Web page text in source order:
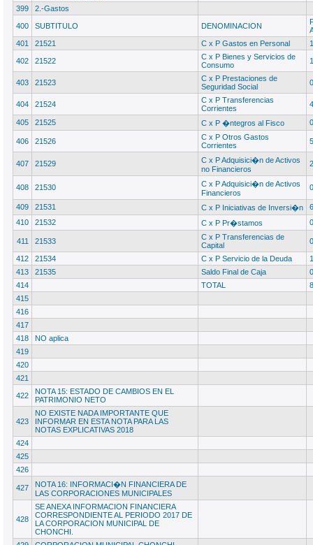
399
2.-Gastos
400 SUBTITULO DENOMINACION
401
21521 C x P Gastos en Personal
402 21522
C x P Bienes y Servicios de
Consumo
403 21523
C x P Prestaciones de
Seguridad Social
0
404 21524
C x P Transferencias
Corrientes
405 21525 C x P �ntegros al Fisco 0
406 21526
C x P Otros Gastos
Corrientes
407 21529
C x P Adquisici�n de Activos
no Financieros
408 21530
C x P Adquisici�n de Activos
Financieros
0
409 21531 C x P Iniciativas de Inversi�n
410
21532 C x P Pr�stamos 0
411 21533
C x P Transferencias de
Capital
0
412 21534 C x P Servicio de la Deuda
413
21535 Saldo Final de Caja
0
414
TOTAL
415
416
417
418
NO aplica
419
420
421
422
NOTA 15: ESTADO DE CAMBIOS EN EL
PATRIMONIO NETO
423
NO EXISTE NADA IMPORTANTE QUE
INFORMAR EN ESTA NOTA PARA LAS
NOTAS EXPLICATIVAS 2018
424
425
426
427
NOTA 16: INFORMACI�N FINANCIERA DE
LAS CORPORACIONES MUNICIPALES
428
SE ANEXA INFORMACION FINANCIERA
CORRESPONDIENTE AL PERIODO 2017 DE
LA CORPORACION MUNICIPAL DE
CHONCHI.